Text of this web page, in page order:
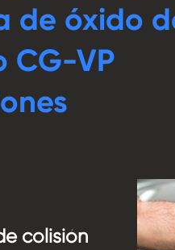
de óxido
CG-VP
colisión